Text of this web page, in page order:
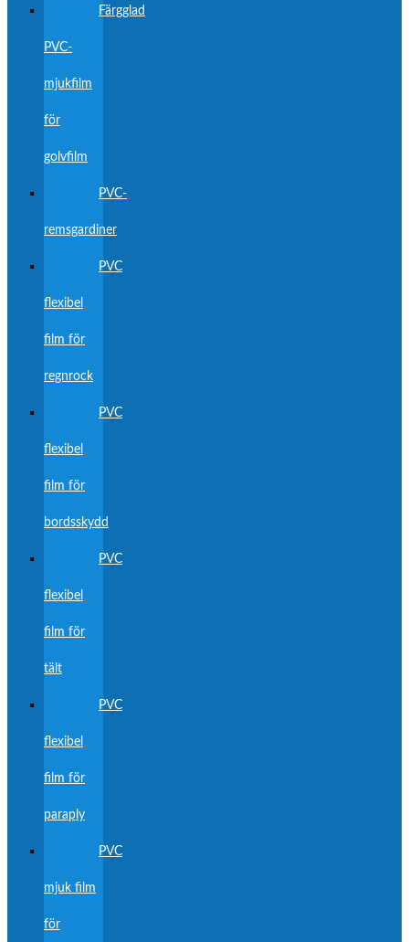
Färgglad
PVC-
mjukfilm
för
golvfilm
PVC-
remsgardiner
PVC
flexibel
film för
regnrock
PVC
flexibel
film för
bordsskydd
PVC
flexibel
film för
tält
PVC
flexibel
film för
paraply
PVC
mjuk film
för